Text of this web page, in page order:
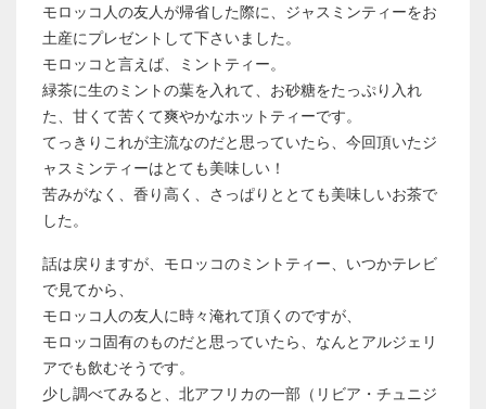
モロッコ人の友人が帰省した際に、ジャスミンティーをお
土産にプレゼントして下さいました。
モロッコと言えば、ミントティー。
緑茶に生のミントの葉を入れて、お砂糖をたっぷり入れ
た、甘くて苦くて爽やかなホットティーです。
てっきりこれが主流なのだと思っていたら、今回頂いたジ
ャスミンティーはとても美味しい！
苦みがなく、香り高く、さっぱりととても美味しいお茶で
した。
話は戻りますが、モロッコのミントティー、いつかテレビ
で見てから、
モロッコ人の友人に時々淹れて頂くのですが、
モロッコ固有のものだと思っていたら、なんとアルジェリ
アでも飲むそうです。
少し調べてみると、北アフリカの一部（リビア・チュニジ